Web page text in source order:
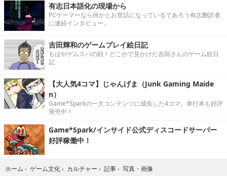
有志日本語化の現場から
PCゲーマーなら何かとお世話になっているであろう有志翻訳者
に連続インタビュー。
吉田輝和のゲームプレイ絵日記
もはやゲムスパの顔！どこかで見かけた吉田さんのゲーム絵日
記
【大人気4コマ】じゃんげま（Junk Gaming Maide
n）
Game*Sparkの一大コンテンツに成長した4コマ。単行本も好評
発売中！
Game*Spark/インサイド公式ディスコードサーバー
好評稼働中！
ホーム › ゲーム文化 › カルチャー › 記事 › 写真・画像